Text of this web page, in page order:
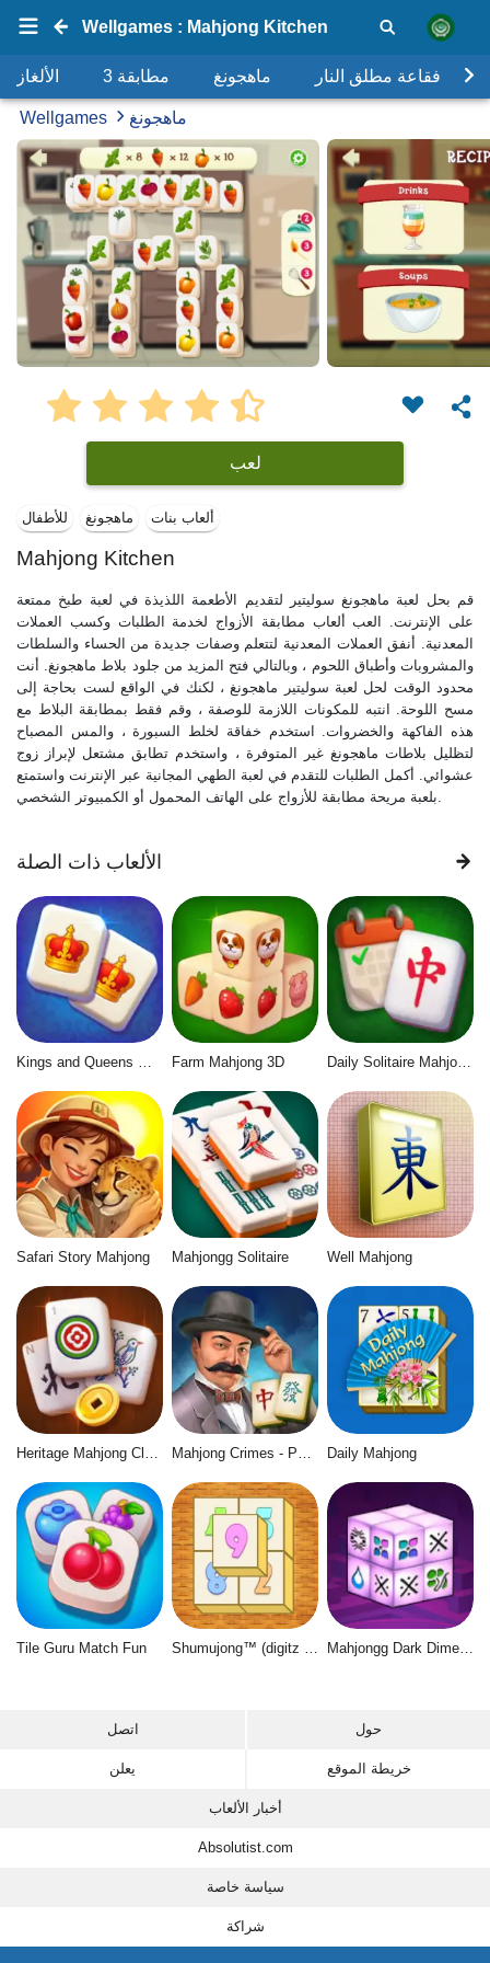
Wellgames : Mahjong Kitchen
الألغاز مطابقة 3 ماهجونغ فقاعة مطلق النار
Wellgames ماهجونغ
لعب
للأطفال ماهجونغ ألعاب بنات
Mahjong Kitchen
قم بحل لعبة ماهجونغ سوليتير لتقديم الأطعمة اللذيذة في لعبة طبخ ممتعة
على الإنترنت. العب ألعاب مطابقة الأزواج لخدمة الطلبات وكسب العملات
المعدنية. أنفق العملات المعدنية لتتعلم وصفات جديدة من الحساء والسلطات
والمشروبات وأطباق اللحوم ، وبالتالي فتح المزيد من جلود بلاط ماهجونغ. أنت
محدود الوقت لحل لعبة سوليتير ماهجونغ ، لكنك في الواقع لست بحاجة إلى
مسح اللوحة. انتبه للمكونات اللازمة للوصفة ، وقم فقط بمطابقة البلاط مع
هذه الفاكهة والخضروات. استخدم خفاقة لخلط السبورة ، والمس المصباح
لتظليل بلاطات ماهجونغ غير المتوفرة ، واستخدم تطابق مشتعل لإبراز زوج
عشوائي. أكمل الطلبات للتقدم في لعبة الطهي المجانية عبر الإنترنت واستمتع
الألعاب ذات الصلة
Farm Mahjong 3D Daily Solitaire Mahjong Classic
Safari Story Mahjong Mahjongg Solitaire Well Mahjong
Daily Mahjong
Tile Guru Match Fun Mahjongg Dark Dimensions
اتصل حول
يعلن خريطة الموقع
أخبار الألعاب
Absolutist.com
سياسة خاصة
شراكة